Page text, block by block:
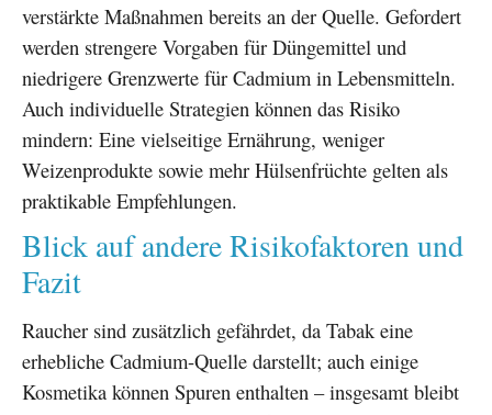
verstärkte Maßnahmen bereits an der Quelle. Gefordert
werden strengere Vorgaben für Düngemittel und
niedrigere Grenzwerte für Cadmium in Lebensmitteln.
Auch individuelle Strategien können das Risiko
mindern: Eine vielseitige Ernährung, weniger
Weizenprodukte sowie mehr Hülsenfrüchte gelten als
praktikable Empfehlungen.
Blick auf andere Risikofaktoren und
Fazit
Raucher sind zusätzlich gefährdet, da Tabak eine
erhebliche Cadmium-Quelle darstellt; auch einige
Kosmetika können Spuren enthalten – insgesamt bleibt